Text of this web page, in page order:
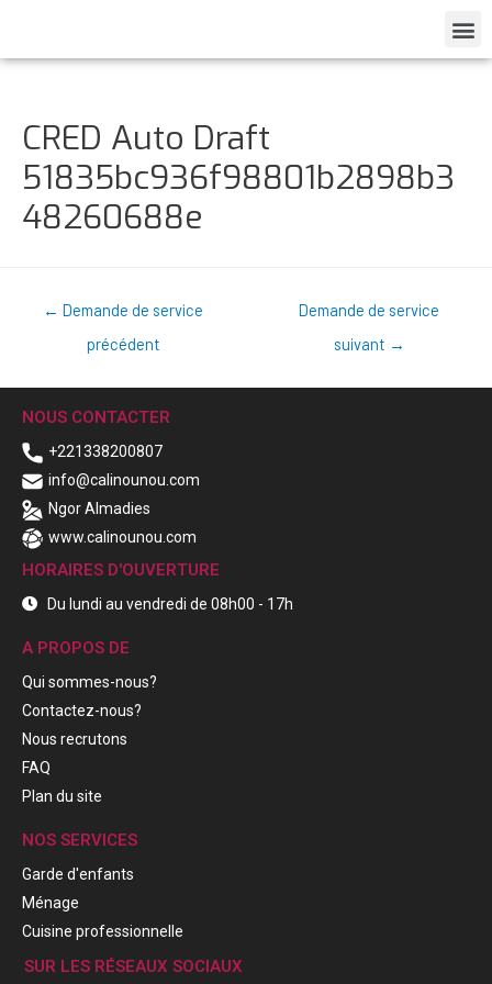
CRED Auto Draft
51835bc936f98801b2898b3
48260688e
← Demande de service
précédent
Demande de service
suivant →
NOUS CONTACTER
+221338200807
info@calinounou.com
Ngor Almadies
www.calinounou.com
HORAIRES D'OUVERTURE
Du lundi au vendredi de 08h00 - 17h
A PROPOS DE
Qui sommes-nous?
Contactez-nous?
Nous recrutons
FAQ
Plan du site
NOS SERVICES
Garde d'enfants
Ménage
Cuisine professionnelle
SUR LES RÉSEAUX SOCIAUX